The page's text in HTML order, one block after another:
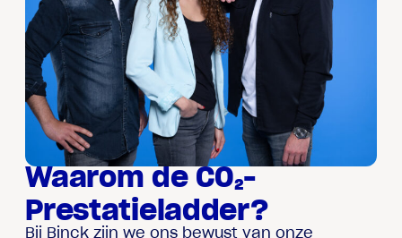
Waarom de CO₂-
Prestatieladder?
Bij Binck zijn we ons bewust van onze